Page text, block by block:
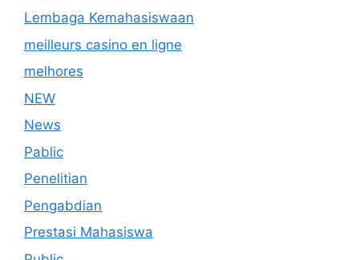
Lembaga Kemahasiswaan
meilleurs casino en ligne
melhores
NEW
News
Pablic
Penelitian
Pengabdian
Prestasi Mahasiswa